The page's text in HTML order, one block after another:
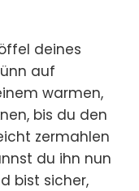
deines
auf
warmen,
bis du den
zermahlen
du ihn nun
bist sicher,